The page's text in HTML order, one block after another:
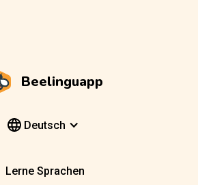
Beelinguapp
Deutsch
Lerne Sprachen